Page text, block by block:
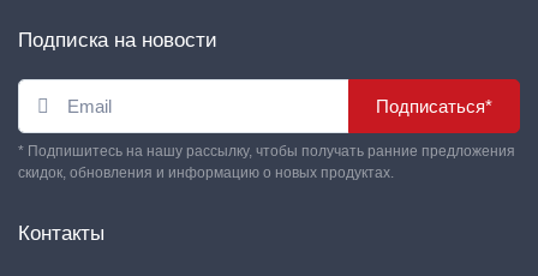
Подписка на новости
Подписаться*
* Подпишитесь на нашу рассылку, чтобы получать ранние предложения
скидок, обновления и информацию о новых продуктах.
Контакты